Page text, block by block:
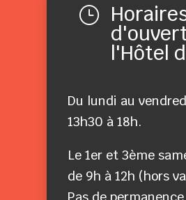
}
l'Hôtel
Du lundi au
13h30 à 18h.
Le 1er et 3ème
de 9h à 12h (hors